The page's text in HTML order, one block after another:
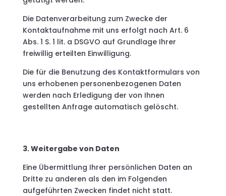
Die Datenverarbeitung zum Zwecke der
Kontaktaufnahme mit uns erfolgt nach Art. 6
Abs. 1 S. 1 lit. a DSGVO auf Grundlage Ihrer
freiwillig erteilten Einwilligung.
Die für die Benutzung des Kontaktformulars von
uns erhobenen personenbezogenen Daten
werden nach Erledigung der von Ihnen
gestellten Anfrage automatisch gelöscht.
3. Weitergabe von Daten
Eine Übermittlung Ihrer persönlichen Daten an
Dritte zu anderen als den im Folgenden
aufgeführten Zwecken findet nicht statt.